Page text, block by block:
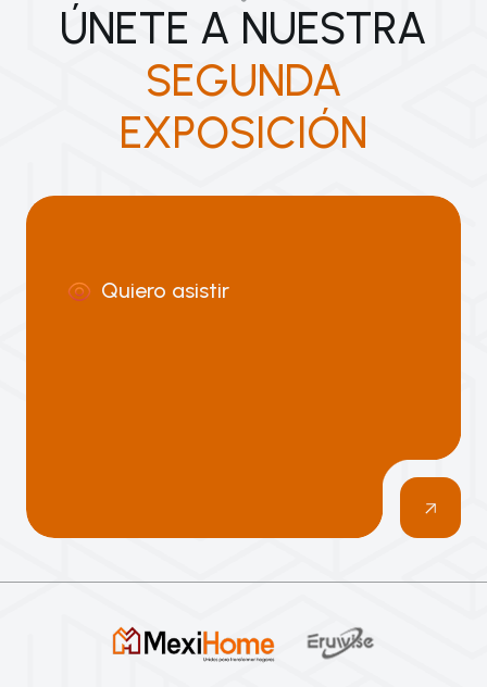
ÚNETE A NUESTRA
SEGUNDA
EXPOSICIÓN
Quiero asistir